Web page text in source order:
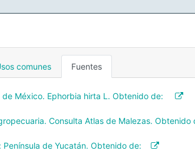
comunes Fuentes
México. Ephorbia hirta L. Obtenido de:
Consulta Atlas de Malezas.
de Yucatán. Obtenido de: